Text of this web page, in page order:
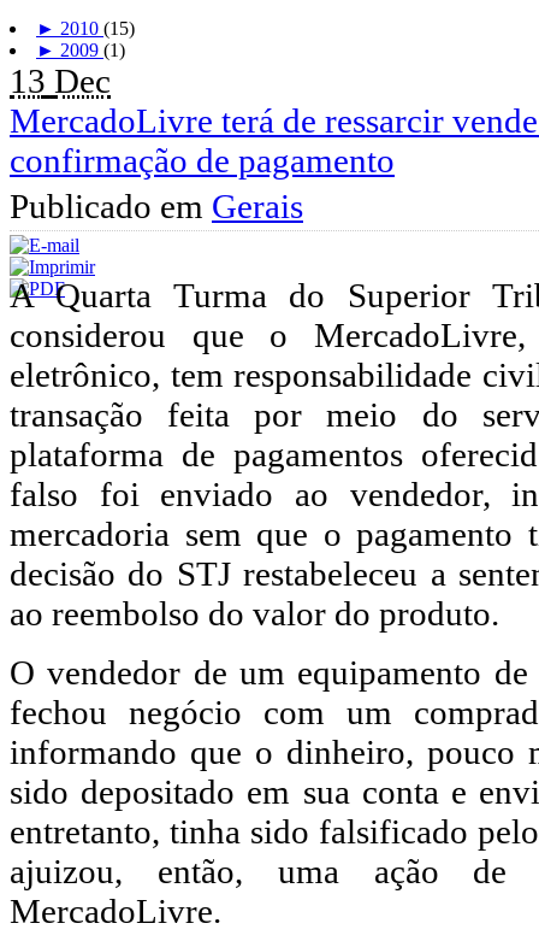
► 2010 (15)
► 2009 (1)
13 Dec
MercadoLivre terá de ressarcir
confirmação de pagamento
Publicado em Gerais
A Quarta Turma do Superior
considerou que o
eletrônico, tem responsabilidade
transação feita por meio do
plataforma de pagamentos
falso foi enviado ao vendedor,
mercadoria sem que o pagamento
decisão do STJ restabeleceu a
ao reembolso do valor do produto.
O vendedor de um equipamento
fechou negócio com um
informando que o dinheiro, pouco
sido depositado em sua conta e
entretanto, tinha sido falsificado
ajuizou, então, uma ação de
MercadoLivre.